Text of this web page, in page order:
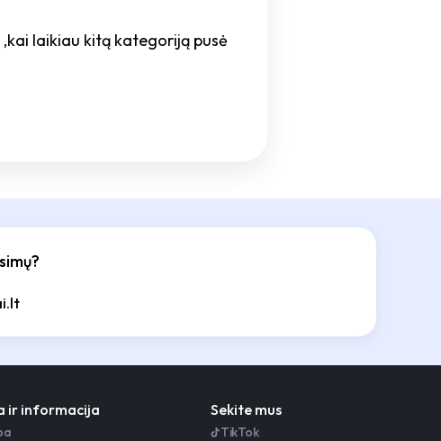
laikiau kitą kategoriją pusė
ir informacija Sekite mus
TikTok